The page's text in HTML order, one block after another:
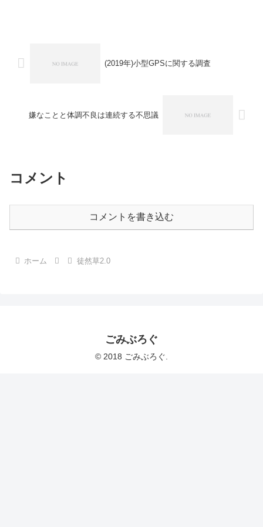
(2019年)小型GPSに関する調査
嫌なことと体調不良は連続する不思議
コメント
コメントを書き込む
ホーム 徒然草2.0
ごみぶろぐ
© 2018 ごみぶろぐ.